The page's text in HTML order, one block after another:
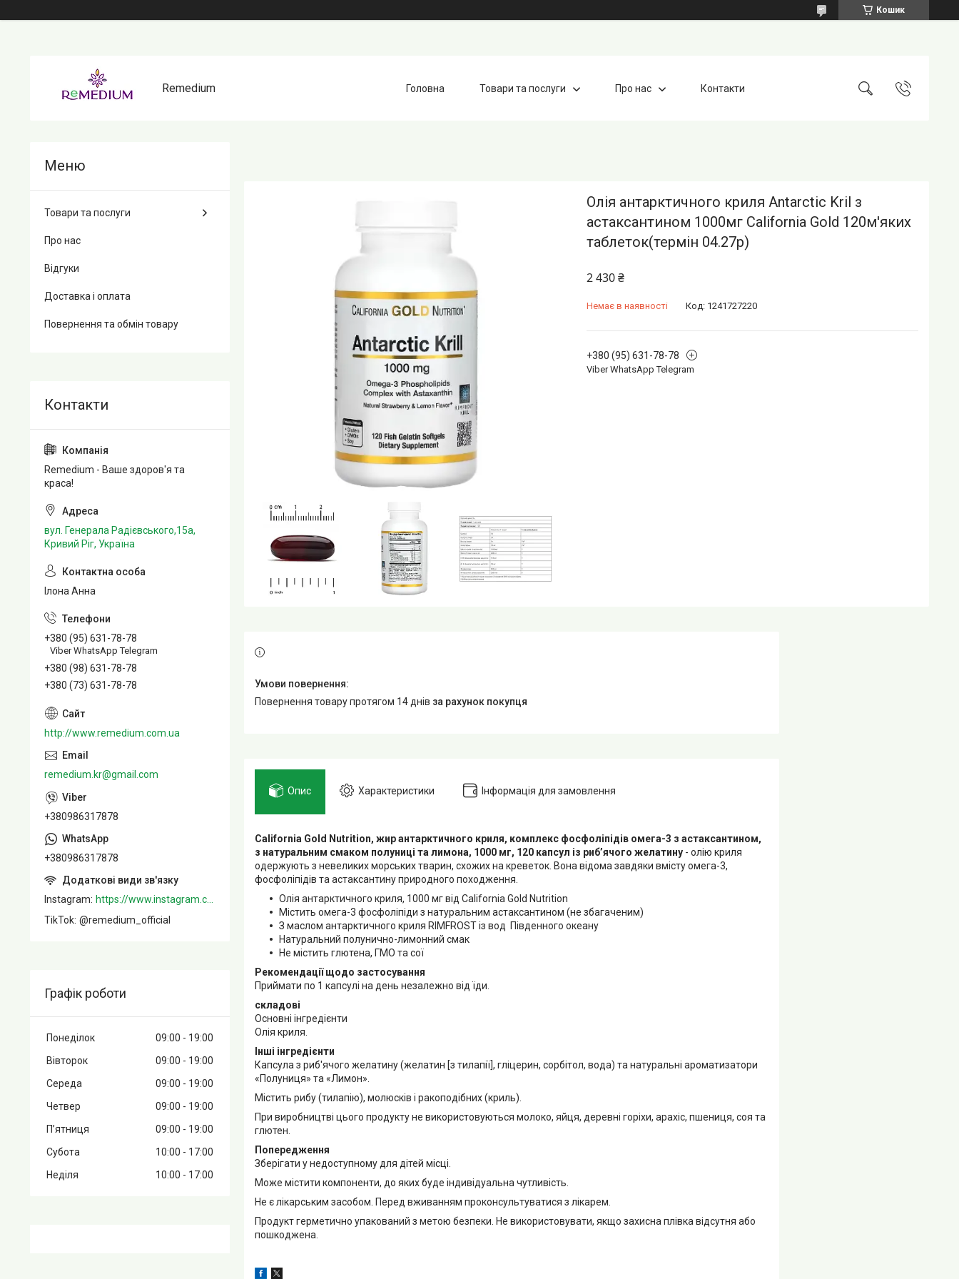
Кошик
Remedium Головна Товари та послуги Про нас Контакти
Олія антарктичного криля Antarctic Kril з
астаксантином 1000мг California Gold 120м'яких
таблеток(термін 04.27р)
2 430 ₴
Немає в наявності Код: 1241727220
+380 (95) 631-78-78
Viber WhatsApp Telegram
повернення товару протягом 14 днів за рахунок покупця
Опис Характеристики Інформація для замовлення
California Gold Nutrition, жир антарктичного криля, комплекс фосфоліпідів омега-3 з астаксантином,
з натуральним смаком полуниці та лимона, 1000 мг, 120 капсул із риб’ячого желатину - олію криля
одержують з невеликих морських тварин, схожих на креветок. Вона відома завдяки вмісту омега-3,
фосфоліпідів та астаксантину природного походження.
Олія антарктичного криля, 1000 мг від California Gold Nutrition
Містить омега-3 фосфоліпіди з натуральним астаксантином (не збагаченим)
З маслом антарктичного криля RIMFROST із вод Південного океану
Натуральний полунично-лимонний смак
Не містить глютена, ГМО та сої
Рекомендації щодо застосування
Приймати по 1 капсулі на день незалежно від їди.
складові
Основні інгредієнти
Олія криля.
Інші інгредієнти
Капсула з риб'ячого желатину (желатин [з тилапії], гліцерин, сорбітол, вода) та натуральні ароматизатори
«Полуниця» та «Лимон».
Містить рибу (тилапію), молюсків і ракоподібних (криль).
При виробництві цього продукту не використовуються молоко, яйця, деревні горіхи, арахіс, пшениця, соя та
глютен.
Попередження
Зберігати у недоступному для дітей місці.
Може містити компоненти, до яких буде індивідуальна чутливість.
Не є лікарським засобом. Перед вживанням проконсультуватися з лікарем.
Продукт герметично упакований з метою безпеки. Не використовувати, якщо захисна плівка відсутня або
пошкоджена.
Товари та послуги
Про нас
Відгуки
Доставка і оплата
Повернення та обмін товару
Remedium - Ваше здоров'я та
краса!
вул. Генерала Радієвського,15а,
Кривий Ріг, Україна
Ілона Анна
+380 (95) 631-78-78
Viber WhatsApp Telegram
+380 (98) 631-78-78
+380 (73) 631-78-78
http://www.remedium.com.ua
remedium.kr@gmail.com
+380986317878
+380986317878
Instagram
https://www.instagram.com/remedium_ua/
TikTok @remedium_official
Графік роботи
Понеділок 09:00
19:00
Вівторок
09:00
19:00
Середа
09:00
19:00
Четвер
09:00
19:00
Пʼятниця
09:00
19:00
Субота
10:00
17:00
Неділя
10:00 17:00